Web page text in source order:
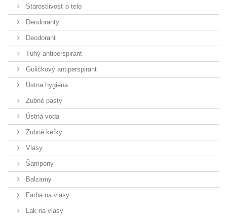
Starostlivosť o telo
Deodoranty
Deodorant
Tuhý antiperspirant
Guličkový antiperspirant
Ústna hygiena
Zubné pasty
Ústná voda
Zubné kefky
Vlasy
Šampóny
Balzamy
Farba na vlasy
Lak na vlasy